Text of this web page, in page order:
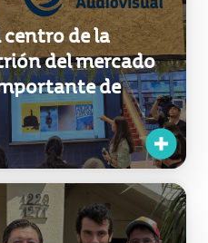
de la
del mercado
de